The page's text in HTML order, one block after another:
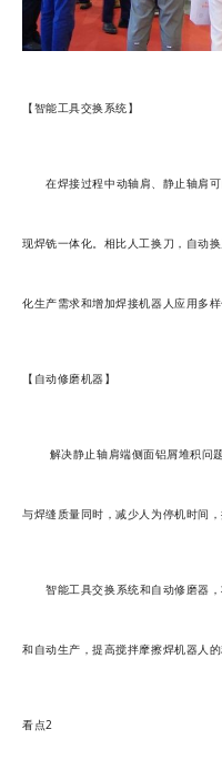
【智能工具交换系统】
在焊接过程中动轴肩、静止轴肩可
现焊铣一体化。相比人工换刀，自动
化生产需求和增加焊接机器人应用多样
【自动修磨机器】
解决静止轴肩端侧面铝屑堆积问题
与焊缝质量同时，减少人为停机时间，
智能工具交换系统和自动修磨器，
和自动生产，提高搅拌摩擦焊机器人的
看点2